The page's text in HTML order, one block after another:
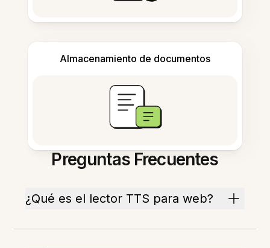
Almacenamiento de documentos
Preguntas Frecuentes
¿Qué es el lector TTS para web?